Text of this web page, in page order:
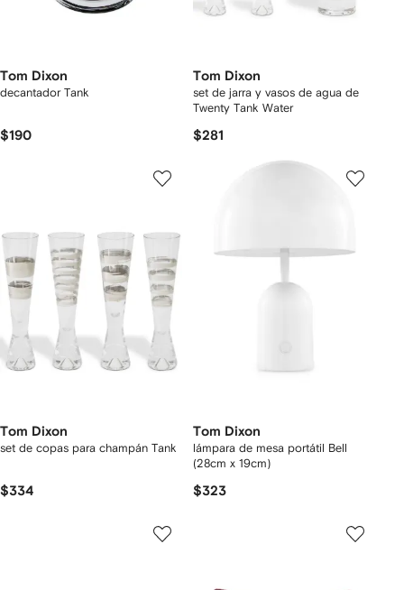
Tom Dixon
decantador Tank
$190
Tom Dixon
set de jarra y vasos de agua de
Twenty Tank Water
$281
Tom Dixon
set de copas para champán Tank
$334
Tom Dixon
lámpara de mesa portátil Bell
(28cm x 19cm)
$323